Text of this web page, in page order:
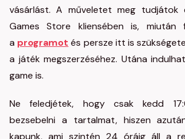
vásárlást. A műveletet meg tudjátok
Games Store kliensében is, miután
a programot és persze itt is
a játék megszerzéséhez. Utána
game is.
Ne feledjétek, hogy csak kedd
bezsebelni a tartalmat, hiszen
kapunk, ami szintén 24 óráig áll a